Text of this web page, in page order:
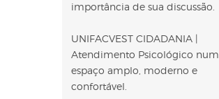
importância de sua discussão.
UNIFACVEST CIDADANIA |
Atendimento Psicológico num
espaço amplo, moderno e
confortável.